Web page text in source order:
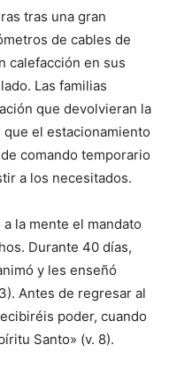
tras una gran
de cables de
calefacción en sus
Las familias
que devolvieran la
el estacionamiento
comando temporario
a los necesitados.
la mente el mandato
Durante 40 días,
y les enseñó
Antes de regresar al
poder, cuando
Santo» (v. 8).